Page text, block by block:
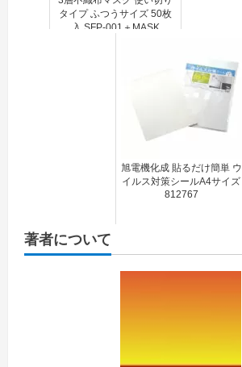
タイプ ふつうサイズ 50枚
入 SFP-001＋MASK
旭電機化成 貼るだけ簡単 ウ
イルス対策シールA4サイズ
812767
著者について